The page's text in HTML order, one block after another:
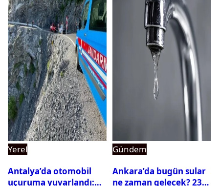
Yerel
Antalya’da otomobil
uçuruma yuvarlandı:
Gündem
Ankara’da bugün sular
ne zaman gelecek? 23